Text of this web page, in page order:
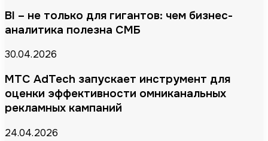
BI – не только для гигантов: чем бизнес-
аналитика полезна СМБ
30.04.2026
МТС AdTech запускает инструмент для
оценки эффективности омниканальных
рекламных кампаний
24.04.2026